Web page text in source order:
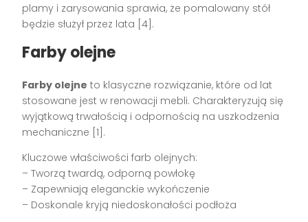
plamy i zarysowania sprawia, że pomalowany stół
będzie służył przez lata [4].
Farby olejne
Farby olejne to klasyczne rozwiązanie, które od lat
stosowane jest w renowacji mebli. Charakteryzują się
wyjątkową trwałością i odpornością na uszkodzenia
mechaniczne [1].
Kluczowe właściwości farb olejnych:
– Tworzą twardą, odporną powłokę
– Zapewniają eleganckie wykończenie
– Doskonale kryją niedoskonałości podłoża